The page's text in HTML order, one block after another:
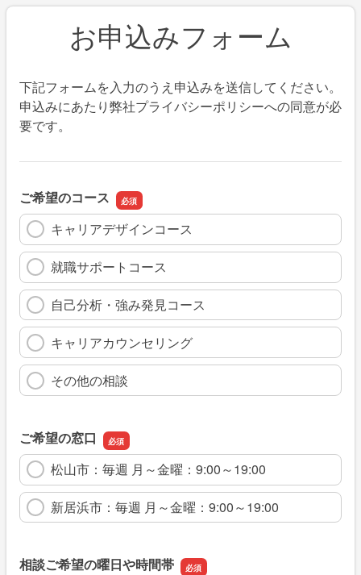
お申込みフォーム
下記フォームを入力のうえ申込みを送信してください。
申込みにあたり弊社プライバシーポリシーへの同意が必
要です。
ご希望のコース
キャリアデザインコース
就職サポートコース
自己分析・強み発見コース
キャリアカウンセリング
その他の相談
ご希望の窓口
松山市：毎週 月～金曜：9:00～19:00
新居浜市：毎週 月～金曜：9:00～19:00
相談ご希望の曜日や時間帯